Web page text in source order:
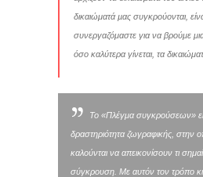
δικαιώματά µας συγκρούονται,
συνεργαζόμαστε για να βρούμε
όσο καλύτερα γίνεται, τα
Το «Πλέγμα συγκρούσεων»
δραστηριότητα ζωγραφικής, στην
καλούνται να απεικονίσουν τι
σύγκρουση. Με αυτόν τον τρόπο